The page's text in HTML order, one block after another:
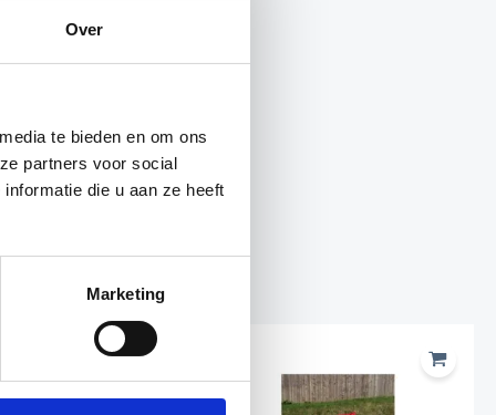
Over
te bieden en om ons
partners voor social
die u aan ze heeft
Marketing